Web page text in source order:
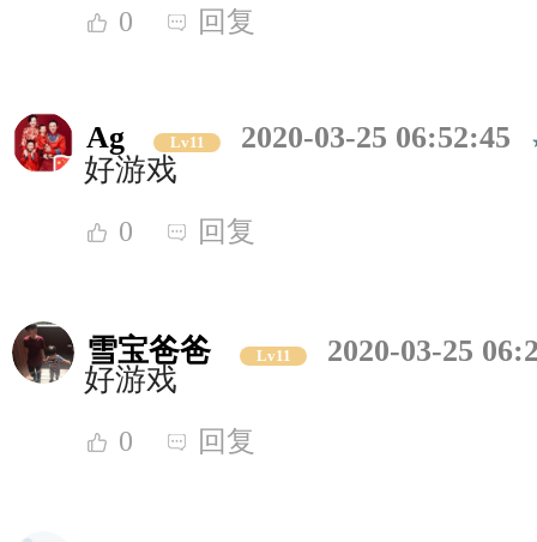
0 回复
Ag Lv11
2020-03-25 06:52:45
好游戏
0 回复
雪宝爸爸 Lv11
2020-03-25
好游戏
0 回复